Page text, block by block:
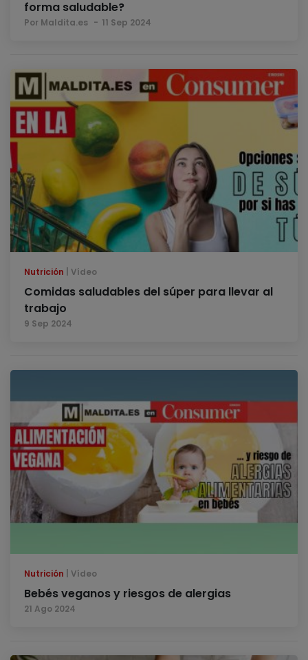
forma saludable?
Por Maldita.es 11 Sep 2024
Nutrición Vídeo
Comidas saludables del súper para llevar al
trabajo
9 Sep 2024
Nutrición Vídeo
Bebés veganos y riesgos de alergias
21 Ago 2024